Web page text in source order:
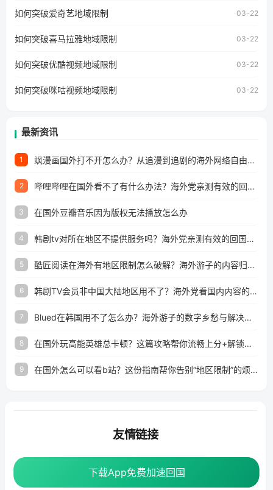
地区及版权限制问题，且仅能在中国大陆地区播放。 遇到这
户收听网易云音乐地区版权限制」的问题，无论人在香港、
工作、留学、定居等，都可以使用，不再因地区和版权限制
所困扰。
如何突破爱奇艺地域限制 03-22
如何突破喜马拉雅地域限制 03-22
如何突破优酷视频地域限制 03-22
如何突破咪咕视频地域限制 03-22
最新资讯
1 飒漫画国外打不开怎么办？从追漫到追剧的海外网络自由之路
2 哔哩哔哩在国外看不了有什么办法？海外党亲测有效的回国加速解决方案
3 在国外豆瓣音乐因为版权无法播放怎么办
4 韩剧tv对所在地区不提供服务吗？海外党亲测有效的回国加速解决方案
5 酷匠阅读在海外有地区限制怎么破解？海外游子的内容归乡路
6 韩剧TV会员非中国大陆地区用不了？海外党看国内内容的加速器选择指南
7 Blued在韩国用不了怎么办？海外游子的数字乡愁与解决方案
8 在国外玩高能英雄总卡顿？这篇攻略帮你流畅上分+解锁国内影音自由
9 在国外怎么可以看b站？这份指南帮你告别“地区限制”的烦恼
下载App免费加速回国
下载App免费加速回国
友情链接